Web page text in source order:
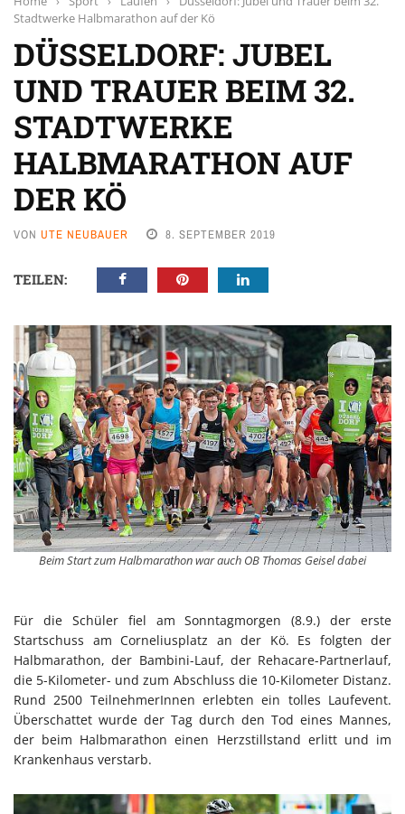
Stadtwerke Halbmarathon auf der Kö
DÜSSELDORF: JUBEL
UND TRAUER BEIM 32.
STADTWERKE
HALBMARATHON AUF
DER KÖ
VON UTE NEUBAUER 8. SEPTEMBER 2019
TEILEN:
Beim Start zum Halbmarathon war auch OB Thomas Geisel dabei
Für die Schüler fiel am Sonntagmorgen (8.9.) der erste
Startschuss am Corneliusplatz an der Kö. Es folgten der
Halbmarathon, der Bambini-Lauf, der Rehacare-Partnerlauf,
die 5-Kilometer- und zum Abschluss die 10-Kilometer Distanz.
Rund 2500 TeilnehmerInnen erlebten ein tolles Laufevent.
Überschattet wurde der Tag durch den Tod eines Mannes,
der beim Halbmarathon einen Herzstillstand erlitt und im
Krankenhaus verstarb.